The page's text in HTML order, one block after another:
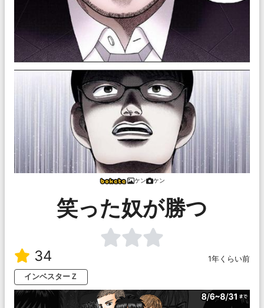
ケン ケン
笑った奴が勝つ
34
1年くらい前
インベスターＺ